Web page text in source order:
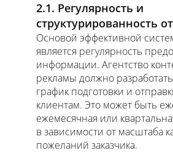
2.1. Регулярность и
структурированность
Основой эффективной
является регулярность
информации. Агентство
рекламы должно
график подготовки и
клиентам. Это может быть
ежемесячная или
в зависимости от масштаба
пожеланий заказчика.